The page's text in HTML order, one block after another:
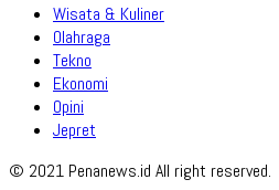
Wisata & Kuliner
Olahraga
Tekno
Ekonomi
Opini
Jepret
© 2021 Penanews.id All right reserved.